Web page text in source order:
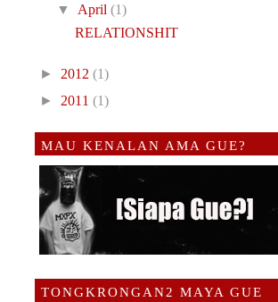
▼ April(1)
RELATIONSHIT
► 2012 (1)
► 2011 (1)
MAU KENALAN AMA GUE?
TONGKRONGAN2 MAYA GUE